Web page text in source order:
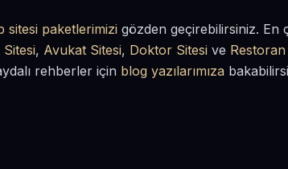
sitesi paketlerimizi gözden geçirebilirsiniz. En
, Avukat Sitesi, Doktor Sitesi ve
rehberler için blog yazılarımıza